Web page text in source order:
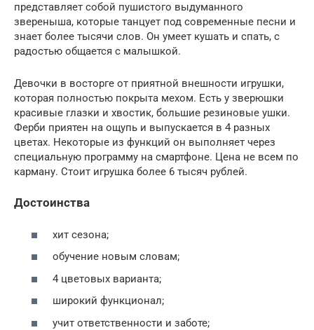
представляет собой пушистого выдуманного
звереныша, которые танцует под современные песни и
знает более тысячи слов. Он умеет кушать и спать, с
радостью общается с малышкой.
Девочки в восторге от приятной внешности игрушки,
которая полностью покрыта мехом. Есть у зверюшки
красивые глазки и хвостик, большие резиновые ушки.
Ферби приятен на ощупь и выпускается в 4 разных
цветах. Некоторые из функций он выполняет через
специальную программу на смартфоне. Цена не всем по
карману. Стоит игрушка более 6 тысяч рублей.
Достоинства
хит сезона;
обучение новым словам;
4 цветовых варианта;
широкий функционал;
учит ответственности и заботе;